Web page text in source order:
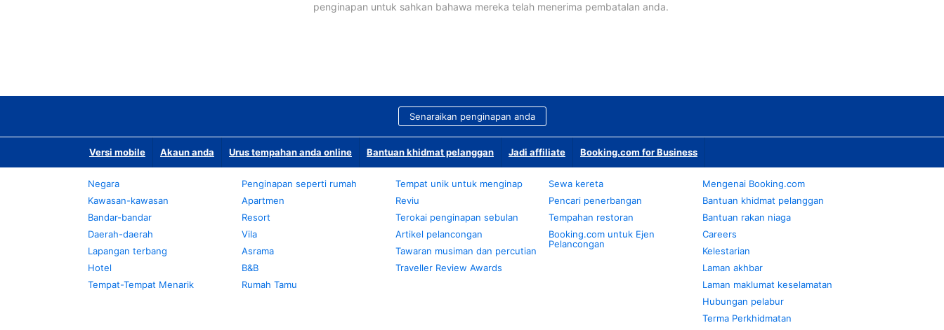
penginapan untuk sahkan bahawa mereka telah menerima pembatalan anda.
Senaraikan penginapan anda
Versi mobile Akaun anda Urus tempahan anda online Bantuan khidmat pelanggan Jadi affiliate Booking.com for Business
Negara
Kawasan-kawasan
Bandar-bandar
Daerah-daerah
Lapangan terbang
Hotel
Tempat-Tempat Menarik
Penginapan seperti rumah
Apartmen
Resort
Vila
Asrama
B&B
Rumah Tamu
Tempat unik untuk menginap
Reviu
Terokai penginapan sebulan
Artikel pelancongan
Tawaran musiman dan percutian
Traveller Review Awards
Sewa kereta
Pencari penerbangan
Tempahan restoran
Booking.com untuk Ejen
Pelancongan
Mengenai Booking.com
Bantuan khidmat pelanggan
Bantuan rakan niaga
Careers
Kelestarian
Laman akhbar
Laman maklumat keselamatan
Hubungan pelabur
Terma Perkhidmatan